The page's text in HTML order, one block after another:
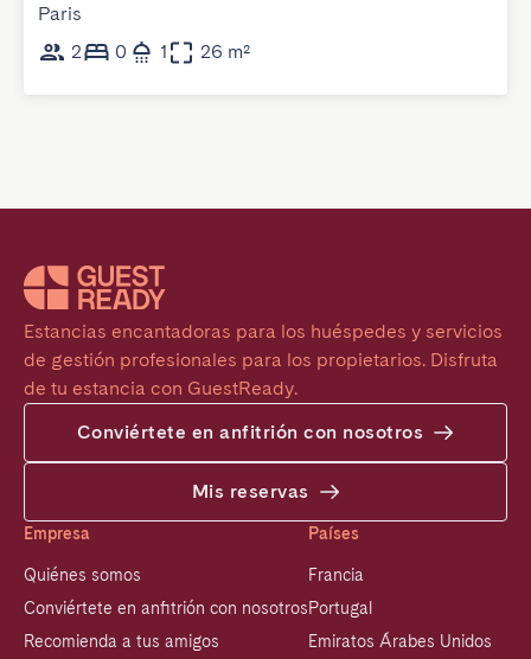
Paris
2
0 1 26 m²
Estancias encantadoras para los huéspedes y servicios
de gestión profesionales para los propietarios. Disfruta
de tu estancia con GuestReady.
Conviértete en anfitrión con nosotros
Mis reservas
Empresa
Quiénes somos
Conviértete en anfitrión con nosotros
Recomienda a tus amigos
Países
Francia
Portugal
Emiratos Árabes Unidos